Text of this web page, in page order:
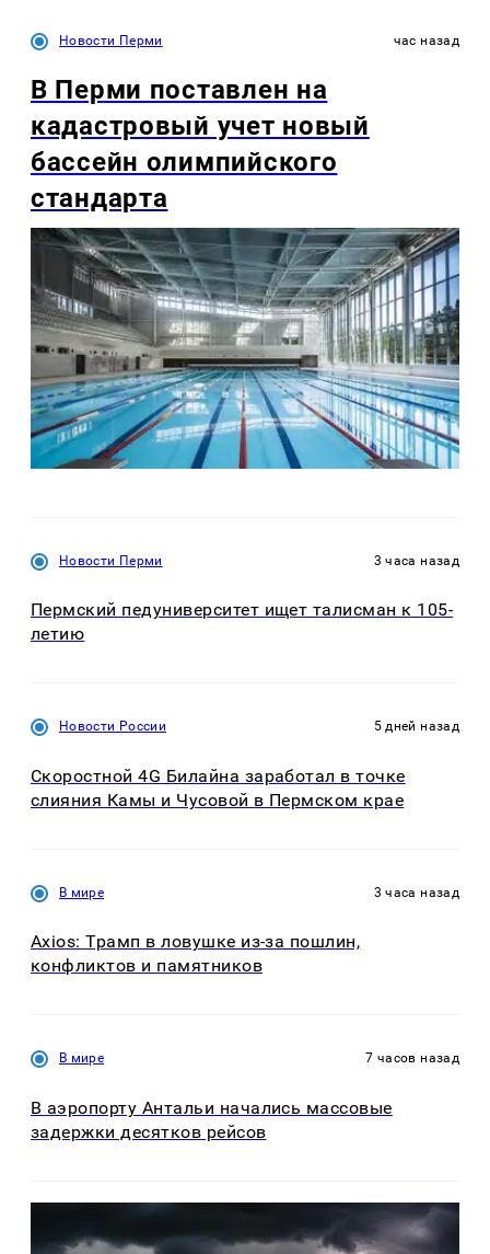
Новости Перми час назад
В Перми поставлен на
кадастровый учет новый
бассейн олимпийского
стандарта
Новости Перми 3 часа назад
Пермский педуниверситет ищет талисман к 105-
летию
Новости России 5 дней назад
Скоростной 4G Билайна заработал в точке
слияния Камы и Чусовой в Пермском крае
В мире 3 часа назад
Axios: Трамп в ловушке из-за пошлин,
конфликтов и памятников
В мире 7 часов назад
В аэропорту Антальи начались массовые
задержки десятков рейсов